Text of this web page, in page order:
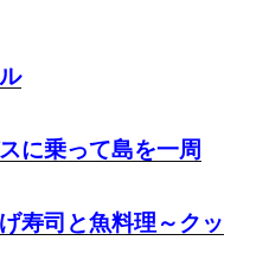
に乗って島を一周
寿司と魚料理～クッ